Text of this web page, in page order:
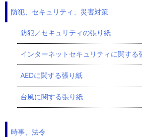
防犯、セキュリティ、災害対策
防犯／セキュリティの張り紙
インターネットセキュリティに関する
AEDに関する張り紙
台風に関する張り紙
時事、法令